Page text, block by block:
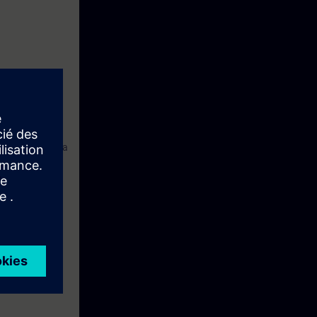
mediante la
a